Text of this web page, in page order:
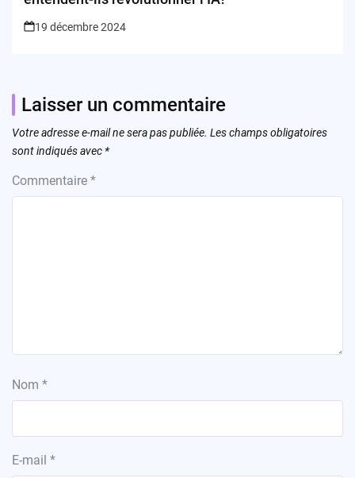
19 décembre 2024
Laisser un commentaire
Votre adresse e-mail ne sera pas publiée. Les champs obligatoires
sont indiqués avec *
Commentaire *
Nom *
E-mail *